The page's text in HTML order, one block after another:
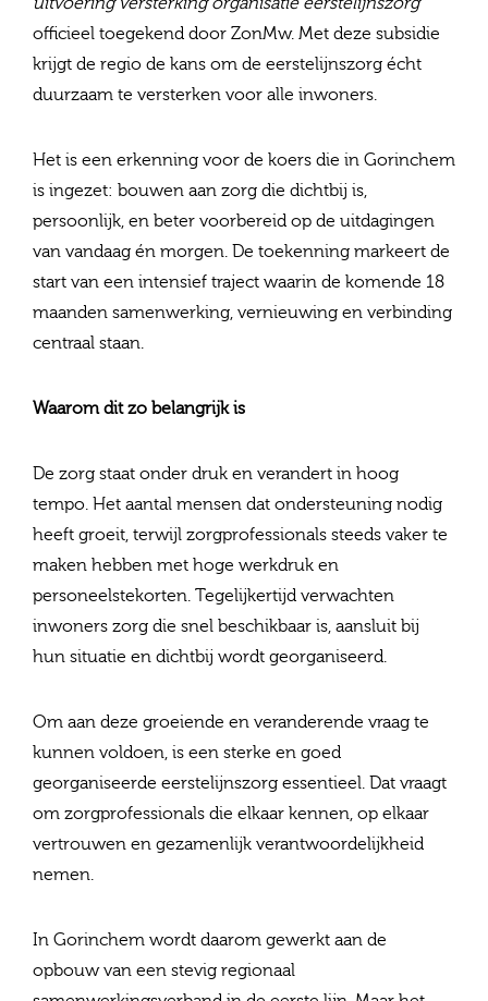
officieel toegekend door ZonMw. Met deze subsidie
krijgt de regio de kans om de eerstelijnszorg écht
duurzaam te versterken voor alle inwoners.
Het is een erkenning voor de koers die in Gorinchem
is ingezet: bouwen aan zorg die dichtbij is,
persoonlijk, en beter voorbereid op de uitdagingen
van vandaag én morgen. De toekenning markeert de
start van een intensief traject waarin de komende 18
maanden samenwerking, vernieuwing en verbinding
centraal staan.
Waarom dit zo belangrijk is
De zorg staat onder druk en verandert in hoog
tempo. Het aantal mensen dat ondersteuning nodig
heeft groeit, terwijl zorgprofessionals steeds vaker te
maken hebben met hoge werkdruk en
personeelstekorten. Tegelijkertijd verwachten
inwoners zorg die snel beschikbaar is, aansluit bij
hun situatie en dichtbij wordt georganiseerd.
Om aan deze groeiende en veranderende vraag te
kunnen voldoen, is een sterke en goed
georganiseerde eerstelijnszorg essentieel. Dat vraagt
om zorgprofessionals die elkaar kennen, op elkaar
vertrouwen en gezamenlijk verantwoordelijkheid
nemen.
In Gorinchem wordt daarom gewerkt aan de
opbouw van een stevig regionaal